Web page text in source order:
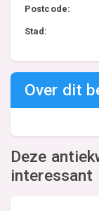
Postcode:
Stad:
Over dit
Deze
interessant